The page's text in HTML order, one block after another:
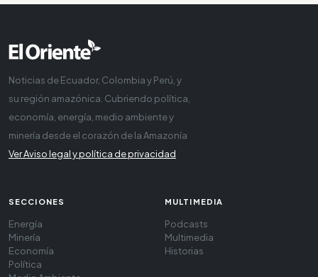
Noticias de Ecuador, Colombia y Perú, y
su región amazónica. Cubriendo política,
economía, energía, medio ambiente y
minería desde el corazón de la Amazonía
Ver Aviso legal y política de privacidad
SECCIONES
Energía
Minería
Economía
Política
MULTIMEDIA
Podcasts
Multimedia
Historias